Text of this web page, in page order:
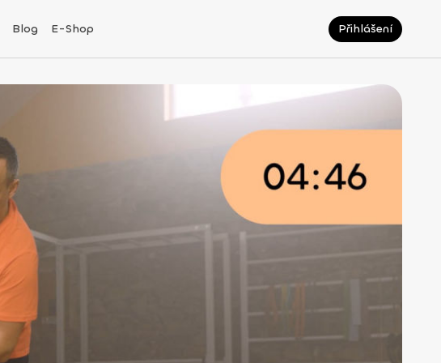
Blog E-Shop Přihlášení